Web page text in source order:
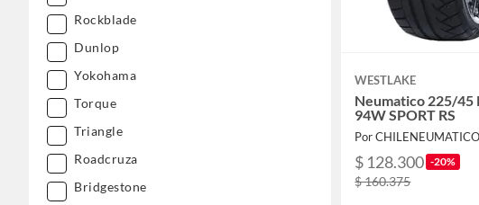
Rockblade
Dunlop
Yokohama
Torque
Triangle
Roadcruza
Bridgestone
WESTLAKE
Neumatico 225/45
94W SPORT RS
Por
$ 128.300 -20%
$ 160.375